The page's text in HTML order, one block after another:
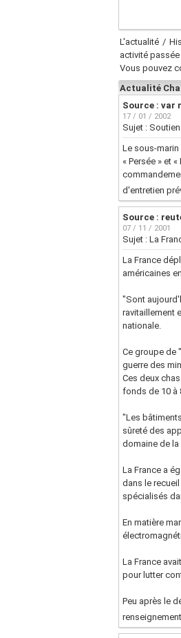
L'actualité /
activité
Vous pouvez
Actualité
Source : var
17 / 01 / 2002
Sujet :
Le sous-marin
« Persée » et
d'entretien
Source :
07 / 11 / 2001
Sujet : La
La France
américaines
"Sont
ravitaillement
nationale.
Ce groupe de
guerre des
Ces deux
fonds de 10 à
"Les
sûreté des
domaine de
La France a
dans le
spécialisés
En matière
La France
pour lutter
Peu après le